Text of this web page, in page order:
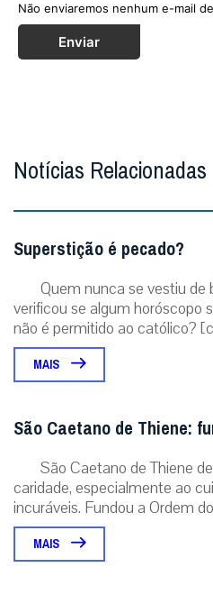
Não enviaremos nenhum e-mail
Enviar
Notícias Relacionadas
Superstição é pecado?
Quem nunca se vestiu de
verificou se algum horóscopo
não é permitido ao católico?
MAIS
São Caetano de Thiene:
São Caetano de Thiene
caridade, especialmente ao
incuráveis. Fundou a Ordem
MAIS